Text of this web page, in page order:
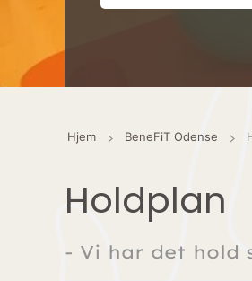
Hjem BeneFiT Odense
Holdplan
- Vi har det hold